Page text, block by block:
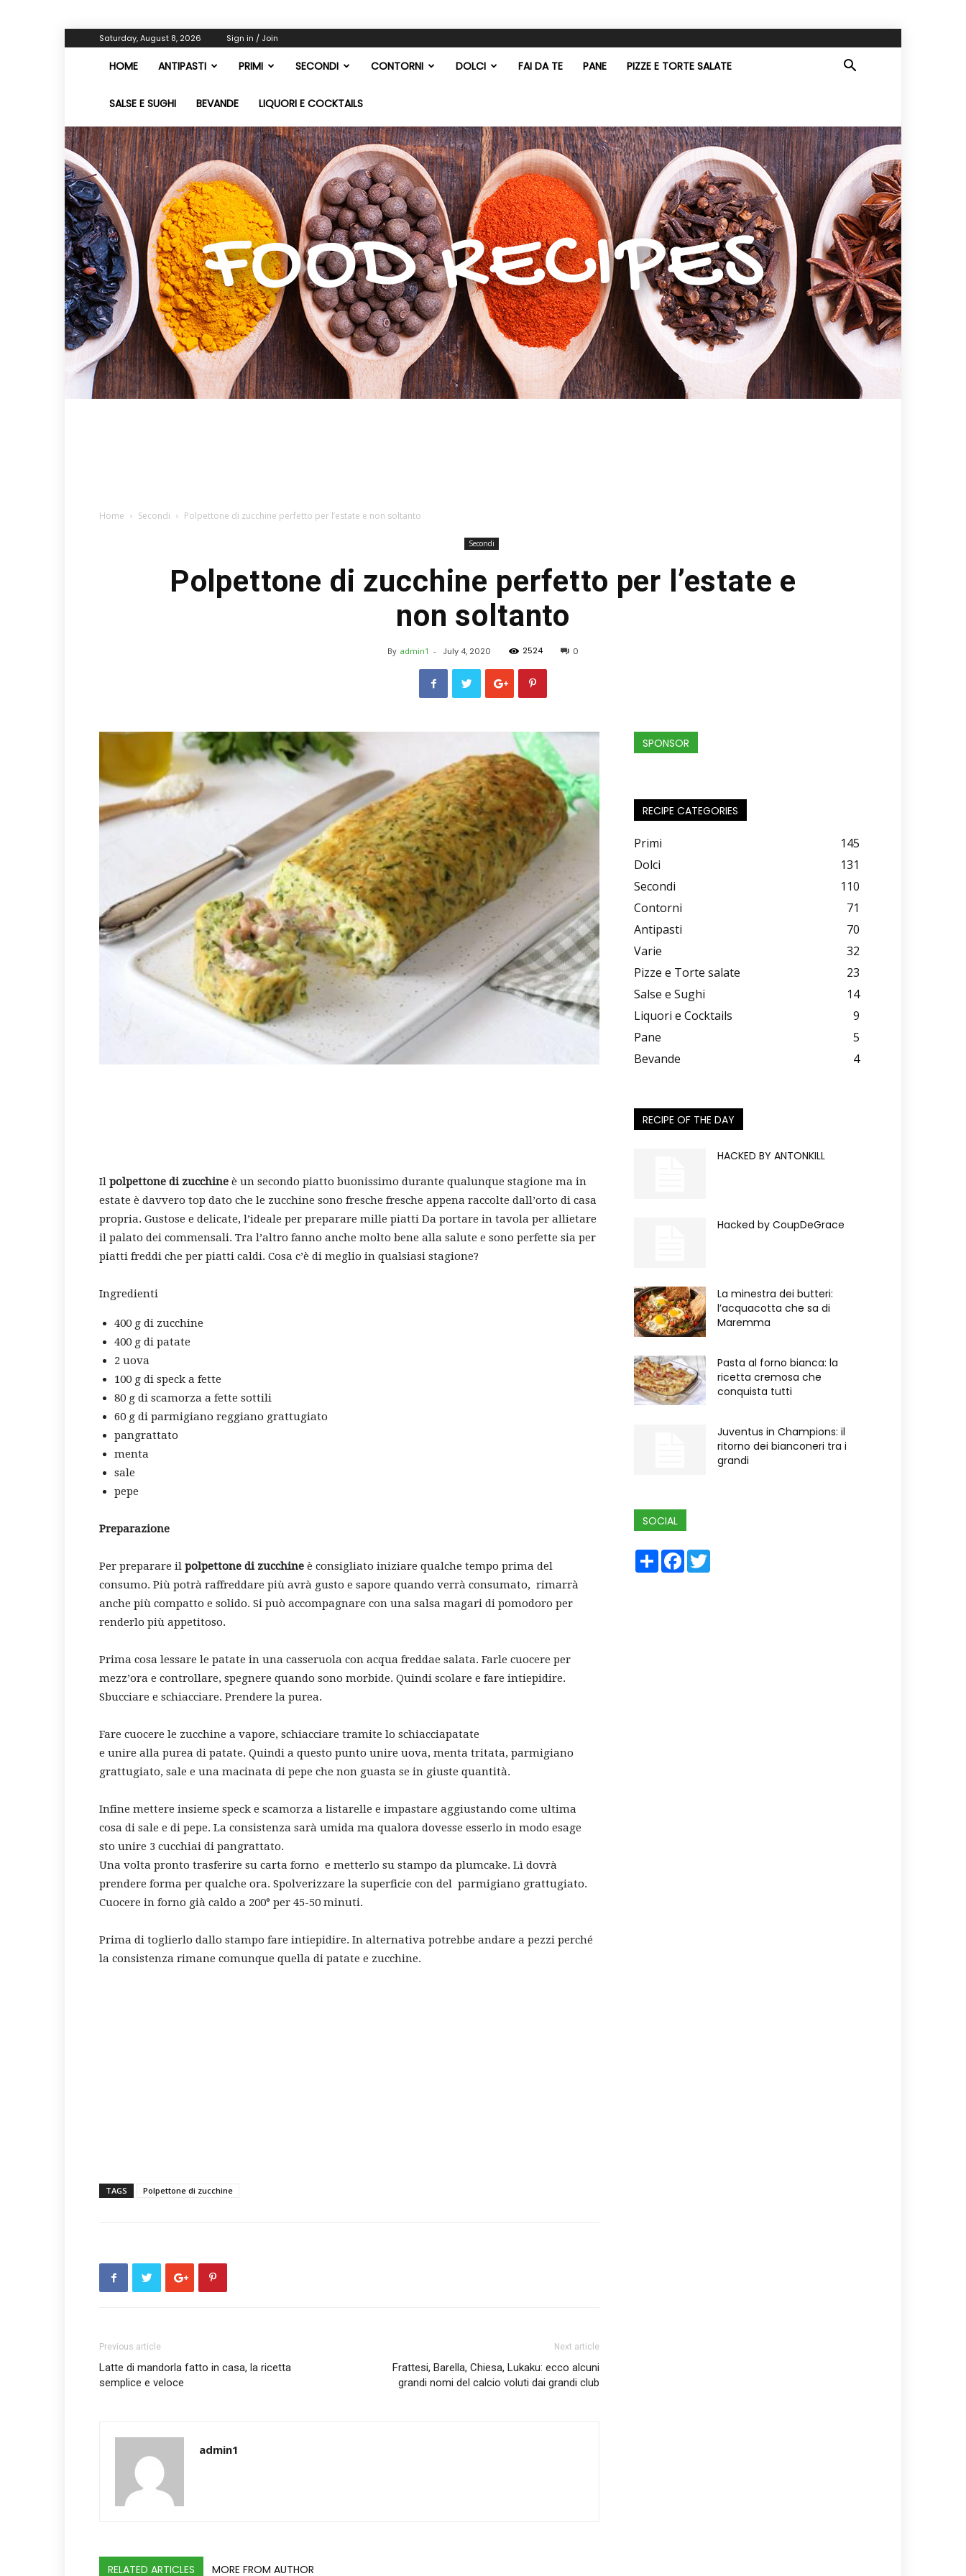
Saturday, August 8, 2026 Sign in / Join
HOME ANTIPASTI PRIMI SECONDI CONTORNI DOLCI FAI DA TE PANE PIZZE E TORTE SALATE
SALSE E SUGHI BEVANDE LIQUORI E COCKTAILS
Zero
X
Zero
Home Secondi Polpettone di zucchine perfetto per l’estate e non soltanto
Secondi
Polpettone di zucchine perfetto per l’estate e
non soltanto
By admin1 - July 4, 2020 2524 0
Il polpettone di zucchine è un secondo piatto buonissimo durante qualunque stagione ma in
estate è davvero top dato che le zucchine sono fresche fresche appena raccolte dall’orto di casa
propria. Gustose e delicate, l’ideale per preparare mille piatti Da portare in tavola per allietare
il palato dei commensali. Tra l’altro fanno anche molto bene alla salute e sono perfette sia per
piatti freddi che per piatti caldi. Cosa c’è di meglio in qualsiasi stagione?
Ingredienti
400 g di zucchine
400 g di patate
2 uova
100 g di speck a fette
80 g di scamorza a fette sottili
60 g di parmigiano reggiano grattugiato
pangrattato
menta
sale
pepe
Preparazione
Per preparare il polpettone di zucchine è consigliato iniziare qualche tempo prima del
consumo. Più potrà raffreddare più avrà gusto e sapore quando verrà consumato, rimarrà
anche più compatto e solido. Si può accompagnare con una salsa magari di pomodoro per
renderlo più appetitoso.
Prima cosa lessare le patate in una casseruola con acqua freddae salata. Farle cuocere per
mezz’ora e controllare, spegnere quando sono morbide. Quindi scolare e fare intiepidire.
Sbucciare e schiacciare. Prendere la purea.
Fare cuocere le zucchine a vapore, schiacciare tramite lo schiacciapatate
e unire alla purea di patate. Quindi a questo punto unire uova, menta tritata, parmigiano
grattugiato, sale e una macinata di pepe che non guasta se in giuste quantità.
Infine mettere insieme speck e scamorza a listarelle e impastare aggiustando come ultima
cosa di sale e di pepe. La consistenza sarà umida ma qualora dovesse esserlo in modo esage
sto unire 3 cucchiai di pangrattato.
Una volta pronto trasferire su carta forno e metterlo su stampo da plumcake. Lì dovrà
prendere forma per qualche ora. Spolverizzare la superficie con del parmigiano grattugiato.
Cuocere in forno già caldo a 200° per 45-50 minuti.
Prima di toglierlo dallo stampo fare intiepidire. In alternativa potrebbe andare a pezzi perché
la consistenza rimane comunque quella di patate e zucchine.
TAGS Polpettone di zucchine
Previous article
Latte di mandorla fatto in casa, la ricetta
semplice e veloce
Next article
Frattesi, Barella, Chiesa, Lukaku: ecco alcuni
grandi nomi del calcio voluti dai grandi club
admin1
RELATED ARTICLES MORE FROM AUTHOR
SPONSOR
RECIPE CATEGORIES
Primi
145
Dolci
131
Secondi
110
Contorni
71
Antipasti
70
Varie
32
Pizze e Torte salate
23
Salse e Sughi
14
Liquori e Cocktails
9
Pane
5
Bevande
4
RECIPE OF THE DAY
HACKED BY ANTONKILL
Hacked by CoupDeGrace
La minestra dei butteri:
l’acquacotta che sa di
Maremma
Pasta al forno bianca: la
ricetta cremosa che
conquista tutti
Juventus in Champions: il
ritorno dei bianconeri tra i
grandi
SOCIAL
ShareFacebook